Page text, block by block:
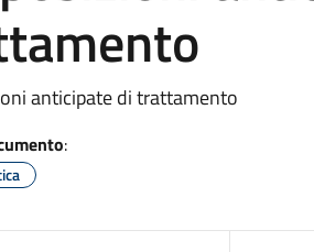
anticipate di trattamento
: